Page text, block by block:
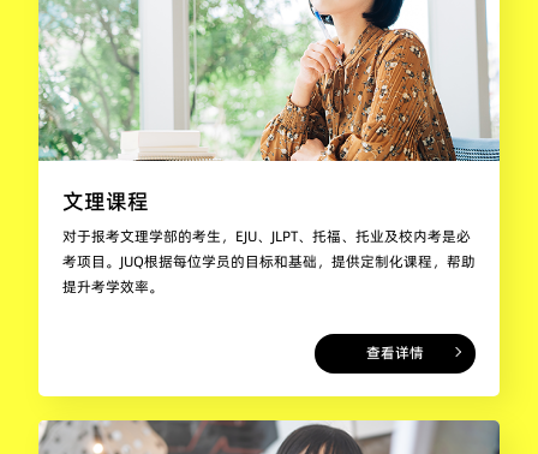
文理课程
对于报考文理学部的考生，EJU、JLPT、托福、托业及校内考是必
考项目。JUQ根据每位学员的目标和基础，提供定制化课程，帮助
提升考学效率。
查看详情